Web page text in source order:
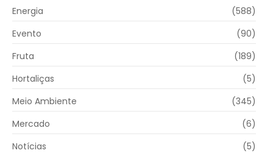
Energia
(588)
Evento
(90)
Fruta
(189)
Hortaliças
(5)
Meio Ambiente
(345)
Mercado
(6)
Notícias
(5)